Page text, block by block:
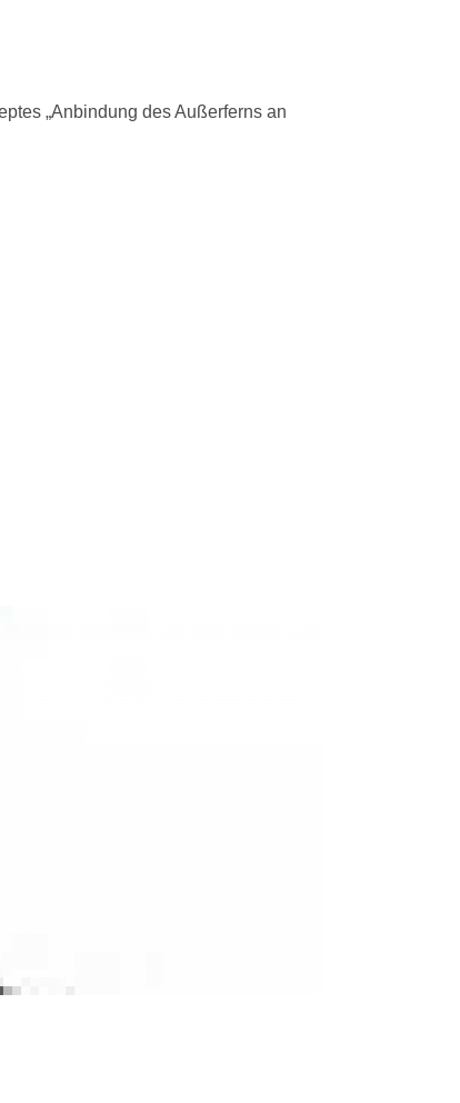
„Anbindung des Außerferns an